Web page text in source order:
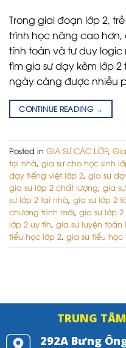
Trong giai đoạn lớp 2,
trình học nâng cao
tính toán và tư duy logic
tìm gia sư dạy kèm lớp
ngày càng được nhiều
CONTINUE READING →
Posted in GIA SƯ CÁC LỚP,
tại nhà, gia sư cho học sinh
dạy tiếng việt lớp 2, gia sư
gia sư lớp 2 chất lượng, gia
sư lớp 2 tại nhà, gia sư lớp 2
chương trình mới, gia sư lớp
lớp 2 uy tín, gia sư luyện toán
tiểu học lớp 2, gia sư tiểu học
TRUNG
292A Bưng